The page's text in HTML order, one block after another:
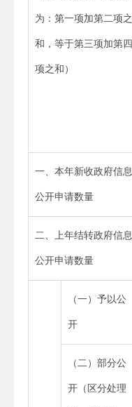
为：第一项加第二项之
和，等于第三项加第四
项之和）
一、本年新收政府信息
公开申请数量
二、上年结转政府信息
公开申请数量
（一）予以公
开
（二）部分公
开（区分处理